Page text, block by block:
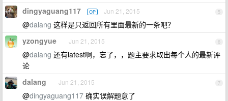
5
dingyaguang117 OP Jun 21, 2015
@dalang 这样是只返回所有里面最新的一条吧？
6
yzongyue Jun 21, 2015
@dalang 还有latest啊，忘了，，题主要求取出每个人的最新评
论
7
dalang Jun 21, 2015
@dingyaguang117 确实误解题意了